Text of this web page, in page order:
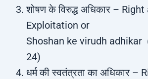
शोषण के विरुद्ध अधिकार –
Exploitation or
Shoshan ke virudh adhikar
24)
धर्म की स्वतंत्रता का अधिकार –